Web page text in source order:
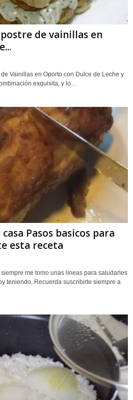
de vainillas en
Vainillas en Oporto con Dulce de Leche y
exquisita, y lo...
Pasos basicos para
esta receta
me tomo unas líneas para saludarles
teniendo, Recuerda suscribirte siempre a